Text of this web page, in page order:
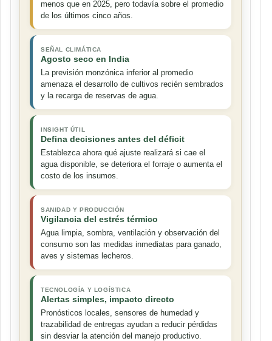
menos que en 2025, pero todavía sobre el promedio
de los últimos cinco años.
SEÑAL CLIMÁTICA
Agosto seco en India
La previsión monzónica inferior al promedio
amenaza el desarrollo de cultivos recién sembrados
y la recarga de reservas de agua.
INSIGHT ÚTIL
Defina decisiones antes del déficit
Establezca ahora qué ajuste realizará si cae el
agua disponible, se deteriora el forraje o aumenta el
costo de los insumos.
SANIDAD Y PRODUCCIÓN
Vigilancia del estrés térmico
Agua limpia, sombra, ventilación y observación del
consumo son las medidas inmediatas para ganado,
aves y sistemas lecheros.
TECNOLOGÍA Y LOGÍSTICA
Alertas simples, impacto directo
Pronósticos locales, sensores de humedad y
trazabilidad de entregas ayudan a reducir pérdidas
sin desviar la atención del manejo productivo.